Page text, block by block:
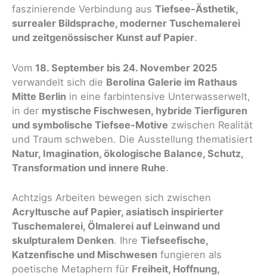
faszinierende Verbindung aus Tiefsee-Ästhetik,
surrealer Bildsprache, moderner Tuschemalerei
und zeitgenössischer Kunst auf Papier.
Vom 18. September bis 24. November 2025
verwandelt sich die Berolina Galerie im Rathaus
Mitte Berlin in eine farbintensive Unterwasserwelt,
in der mystische Fischwesen, hybride Tierfiguren
und symbolische Tiefsee-Motive zwischen Realität
und Traum schweben. Die Ausstellung thematisiert
Natur, Imagination, ökologische Balance, Schutz,
Transformation und innere Ruhe.
Achtzigs Arbeiten bewegen sich zwischen
Acryltusche auf Papier, asiatisch inspirierter
Tuschemalerei, Ölmalerei auf Leinwand und
skulpturalem Denken. Ihre Tiefseefische,
Katzenfische und Mischwesen fungieren als
poetische Metaphern für Freiheit, Hoffnung,